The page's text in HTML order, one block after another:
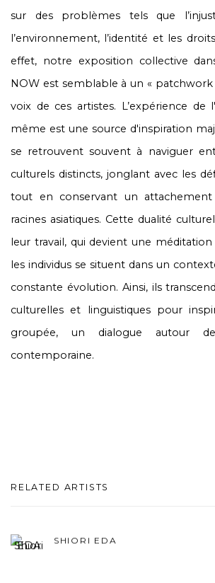
sur des problèmes tels que
l’environnement, l’identité et les
effet, notre exposition collective
NOW est semblable à un « patchwork
voix de ces artistes. L’expérience de
même est une source d'inspiration
se retrouvent souvent à naviguer
culturels distincts, jonglant avec les
tout en conservant un
racines asiatiques. Cette dualité
leur travail, qui devient une
les individus se situent dans un
constante évolution. Ainsi, ils
culturelles et linguistiques pour
groupée, un dialogue autour
contemporaine.
RELATED ARTISTS
SHIORI EDA